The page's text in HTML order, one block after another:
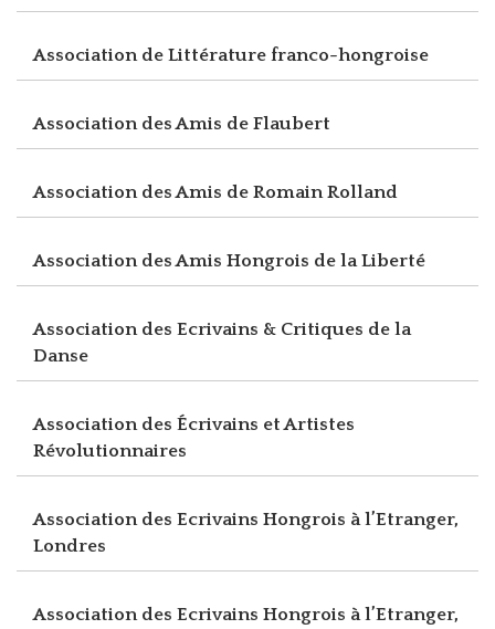
Association de Littérature franco-hongroise
Association des Amis de Flaubert
Association des Amis de Romain Rolland
Association des Amis Hongrois de la Liberté
Association des Ecrivains & Critiques de la
Danse
Association des Écrivains et Artistes
Révolutionnaires
Association des Ecrivains Hongrois à l’Etranger,
Londres
Association des Ecrivains Hongrois à l’Etranger,